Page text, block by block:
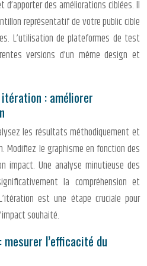
des améliorations ciblées. Il
représentatif de votre public cible
L’utilisation de plateformes de test
versions d’un même design et
: améliorer
les résultats méthodiquement et
Modifiez le graphisme en fonction des
impact. Une analyse minutieuse des
la compréhension et
est une étape cruciale pour
souhaité.
l’efficacité du